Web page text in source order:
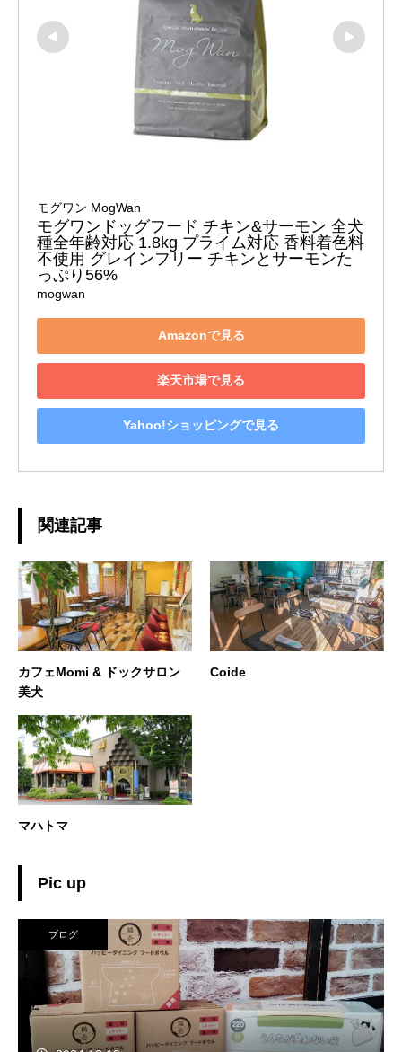
モグワン MogWan
モグワンドッグフード チキン&サーモン 全犬
種全年齢対応 1.8kg プライム対応 香料着色料
不使用 グレインフリー チキンとサーモンた
っぷり56%
mogwan
Amazonで見る
楽天市場で見る
Yahoo!ショッピングで見る
関連記事
カフェMomi & ドックサロン
美犬
Coide
マハトマ
Pic up
ブログ